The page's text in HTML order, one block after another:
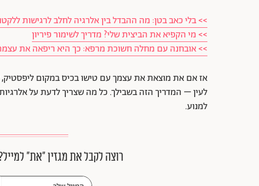
>> בלי כאב בטן: מה ההבדל בין אלרגיה לחלב לרגישות
>> מי הקפיא את הביצית שלי? מדריך לשימור פיריון
>> אובחנה עם מחלה חשוכת מרפא: כך היא ריפאה את
אז אם את מוצאת את עצמך עם טישו בכיס במקום ליפסטיק,
לעין – המדריך הזה בשבילך. כל מה שצריך לדעת על
למנוע.
רוצה לקבל את מגזין ״את״